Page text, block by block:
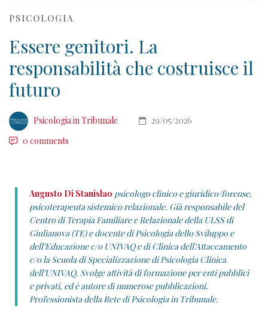
PSICOLOGIA
Essere genitori. La
responsabilità che costruisce il
futuro
Psicologia in Tribunale
29/05/2026
0 comments
Augusto Di Stanislao psicologo clinico e giuridico/forense,
psicoterapeuta sistemico relazionale. Già responsabile del
Centro di Terapia Familiare e Relazionale della ULSS di
Giulianova (TE) e docente di Psicologia dello Sviluppo e
dell’Educazione c/o UNIVAQ e di Clinica dell’Attaccamento
c/o la Scuola di Specializzazione di Psicologia Clinica
dell’UNIVAQ. Svolge attività di formazione per enti pubblici
e privati, ed è autore di numerose pubblicazioni.
Professionista della Rete di Psicologia in Tribunale.